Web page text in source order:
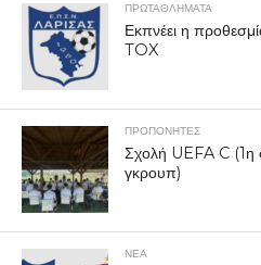
ΠΡΩΤΑΘΛΉΜΑΤΑ
Εκπνέει η
TOX
ΠΡΟΠΟΝΗΤΈΣ
Σχολή UEFA C (1η
γκρουπ)
ΝΕΑ